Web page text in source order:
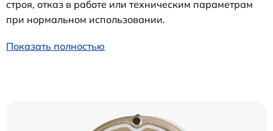
строя, отказ в работе или техническим параметрам
при нормальном использовании.
Показать полностью